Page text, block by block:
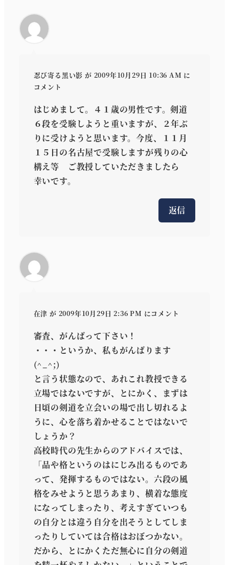
忍び寄る黒い影 が 2009年10月29日 10:36 AM に
コメント
はじめまして。４１歳の男性です。剣道
６段を受験しようと重いますが、２年ぶ
りに受けようと思います。今度、１１月
１５日の名古屋で受験しますが残りの心
構え等 ご教授していただきましたら
幸いです。
返信
在津 が 2009年10月29日 2:36 PM にコメント
審査、がんばって下さい！
・・・というか、私もがんばります
(^_^;)
と言う状態なので、あれこれ教授できる
立場ではないですが、とにかく、まずは
日頃の剣道を立会いの場で出し切れるよ
うに、心を落ち着かせることではないで
しょうか？
高校時代の先生からのアドバイスでは、
「品や格というのはにじみ出るものであ
って、発揮するものではない。六段の風
格をみせようと思うあまり、横着な態度
になってしまったり、考えすぎていつも
の自分とは違う自分を出そうとしてしま
ったりしていては合格はおぼつかない。
だから、とにかくただ無心に自分の剣道